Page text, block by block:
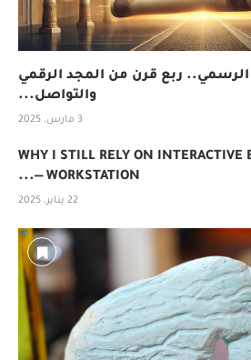
الرسمي.. ربع قرن من المجد الرقمي
والتواصل...
3 مارس، 2025
WHY I STILL RELY ON INTERACTIVE
WORKSTATION —...
22 يناير، 2025